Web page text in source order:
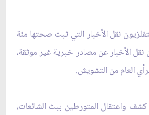
نقل الأخبار التي ثبت صحتها مئة
نقل الأخبار عن مصادر خبرية غير موثقة،
العام من التشويش.
واعتقال المتورطين ببث الشائعات،